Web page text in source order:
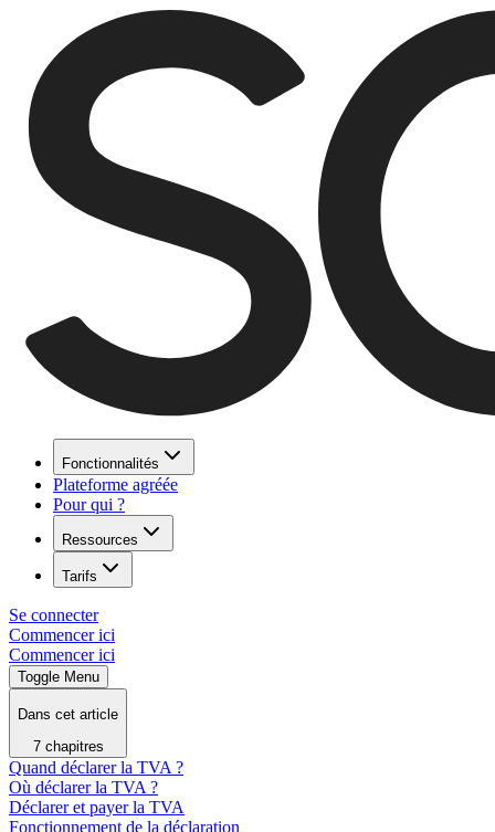
Fonctionnalités
Plateforme agréée
Pour qui ?
Ressources
Tarifs
Se connecter
Commencer ici
Commencer ici
Toggle Menu
Dans cet article
7 chapitres
Quand déclarer la TVA ?
Où déclarer la TVA ?
Déclarer et payer la TVA
Fonctionnement de la déclaration